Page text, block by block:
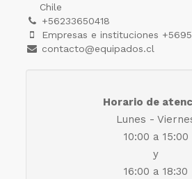
Chile
+56233650418
Empresas e instituciones
contacto@equipados.cl
Horario de
Lunes -
10:00 a 15:00
y
16:00 a 18:30